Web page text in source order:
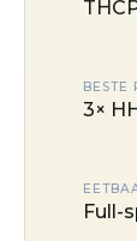
BESTE
3×
Full-